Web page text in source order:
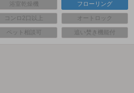
浴室乾燥機 フローリング
コンロ2口以上 オートロック
ペット相談可 追い焚き機能付